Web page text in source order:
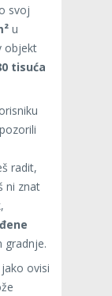
svoj
u
objekt
tisuća
radit,
ni znat
gradnje.
ovisi